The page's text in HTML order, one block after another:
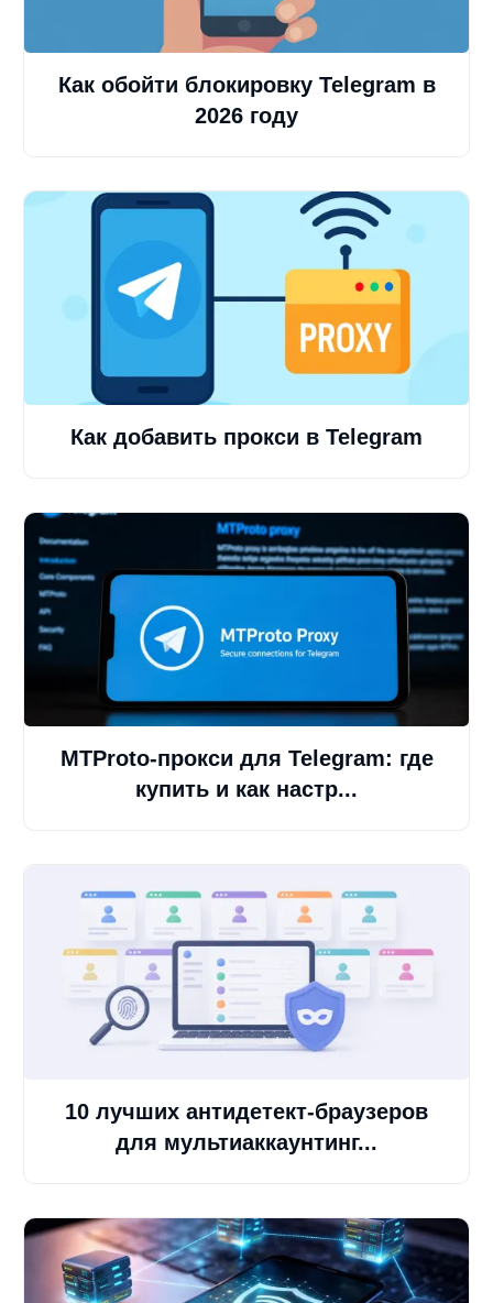
Как обойти блокировку Telegram в
2026 году
Как добавить прокси в Telegram
MTProto-прокси для Telegram: где
купить и как настр...
10 лучших антидетект-браузеров
для мультиаккаунтинг...